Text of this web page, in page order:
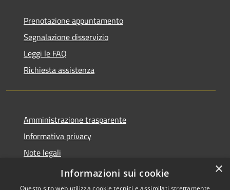
Prenotazione appuntamento
Segnalazione disservizio
Leggi le FAQ
Richiesta assistenza
Amministrazione trasparente
Informativa privacy
Note legali
Dichiarazione di accessibilità
×
Informazioni sui cookie
Questo sito web utilizza cookie tecnici e assimilati strettamente